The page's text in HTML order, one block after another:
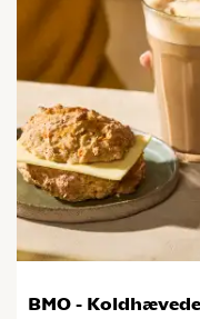
BMO - Koldhævede